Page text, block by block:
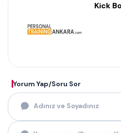
Kick
Yorum Yap/Soru Sor